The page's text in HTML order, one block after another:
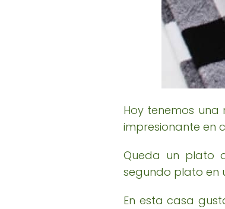
Hoy tenemos una
impresionante en
Queda un plato
segundo plato en
En esta casa